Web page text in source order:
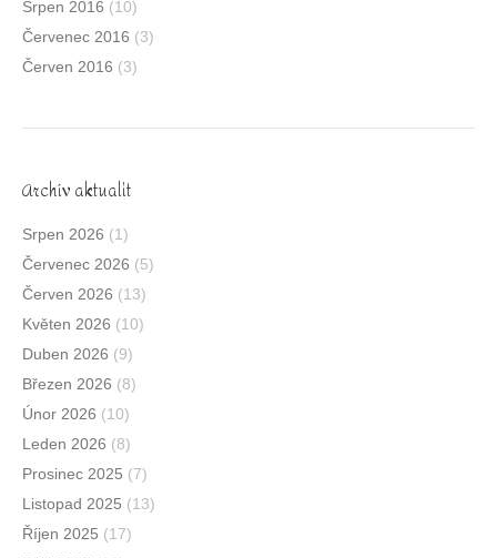
Srpen 2016 (10)
Červenec 2016 (3)
Červen 2016 (3)
Archív aktualit
Srpen 2026 (1)
Červenec 2026 (5)
Červen 2026 (13)
Květen 2026 (10)
Duben 2026 (9)
Březen 2026 (8)
Únor 2026 (10)
Leden 2026 (8)
Prosinec 2025 (7)
Listopad 2025 (13)
Říjen 2025 (17)